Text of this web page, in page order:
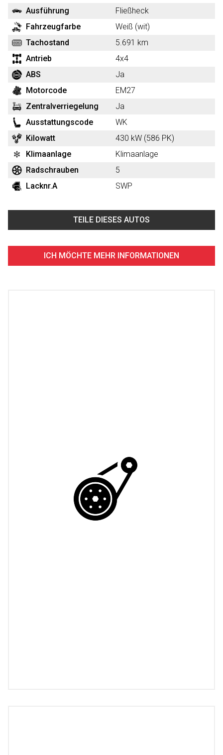
Ausführung
Fließheck
Fahrzeugfarbe
Weiß (wit)
Tachostand
5.691 km
Antrieb
4x4
ABS
Ja
Motorcode
EM27
Zentralverriegelung
Ja
Ausstattungscode
WK
Kilowatt
430 kW (586 PK)
Klimaanlage
Klimaanlage
Radschrauben
5
Lacknr.A
SWP
TEILE DIESES AUTOS
ICH MÖCHTE MEHR INFORMATIONEN